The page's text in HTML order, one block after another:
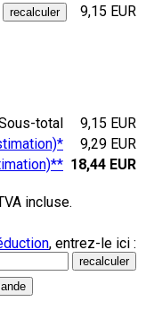
9,15 EUR
total
9,15 EUR
9,29 EUR
18,44 EUR
incluse.
, entrez-le ici :